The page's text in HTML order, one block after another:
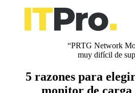
“PRTG Network
muy difícil de
5 razones para
monitor de carga